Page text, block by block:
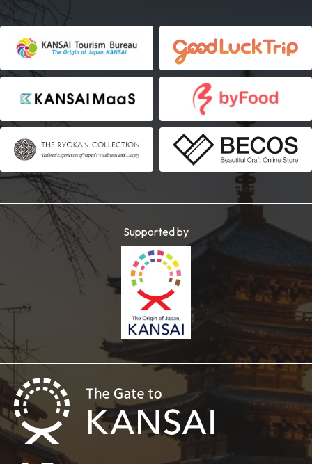
Supported by